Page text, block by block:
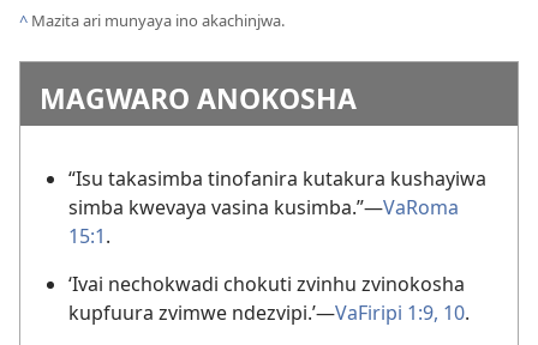
^ Mazita ari munyaya ino akachinjwa.
MAGWARO ANOKOSHA
“Isu takasimba tinofanira kutakura kushayiwa
simba kwevaya vasina kusimba.”—VaRoma
15:1.
‘Ivai nechokwadi chokuti zvinhu zvinokosha
kupfuura zvimwe ndezvipi.’—VaFiripi 1:9, 10.